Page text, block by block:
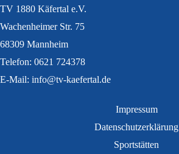
TV 1880 Käfertal e.V.
Wachenheimer Str. 75
68309 Mannheim
Telefon: 0621 724378
E-Mail: info@tv-kaefertal.de
Impressum
Datenschutzerklärung
Sportstätten